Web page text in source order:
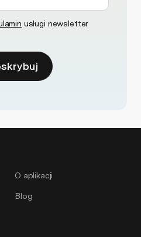
usługi newsletter
O aplikacji
Blog